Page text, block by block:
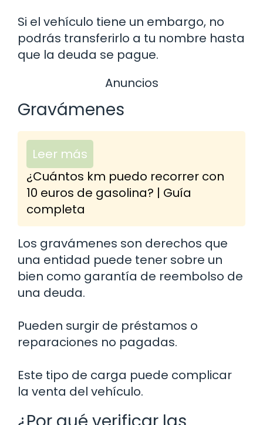
Si el vehículo tiene un embargo, no
podrás transferirlo a tu nombre hasta
que la deuda se pague.
Anuncios
Gravámenes
Leer más
¿Cuántos km puedo recorrer con
10 euros de gasolina? | Guía
completa
Los gravámenes son derechos que
una entidad puede tener sobre un
bien como garantía de reembolso de
una deuda.
Pueden surgir de préstamos o
reparaciones no pagadas.
Este tipo de carga puede complicar
la venta del vehículo.